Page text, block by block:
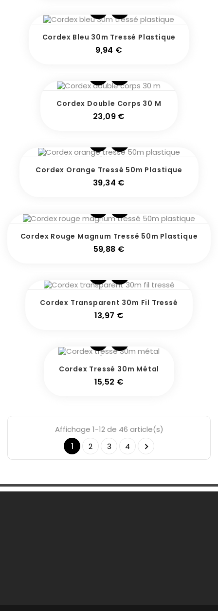
Cordex Bleu 30m Tressé Plastique
9,94 €
Cordex Double Corps 30 M
23,09 €
Cordex Orange Tressé 50m Plastique
39,34 €
Cordex Rouge Magnum Tressé 50m Plastique
59,88 €
Cordex Transparent 30m Fil Tressé
13,97 €
Cordex Tressé 30m Métal
15,52 €
Affichage 1-12 de 46 article(s)
1
2 3 4 